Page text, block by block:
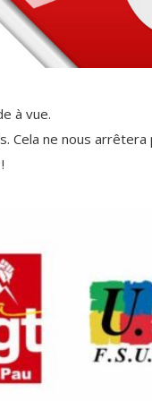
à vue.
Cela ne nous arrêtera